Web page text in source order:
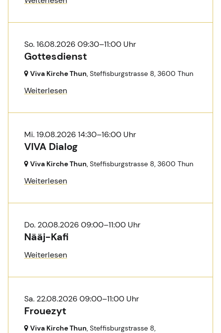
So. 16.08.2026 09:30–11:00 Uhr
Gottesdienst
Viva Kirche Thun, Steffisburgstrasse 8, 3600 Thun
Weiterlesen
Mi. 19.08.2026 14:30–16:00 Uhr
VIVA Dialog
Viva Kirche Thun, Steffisburgstrasse 8, 3600 Thun
Weiterlesen
Do. 20.08.2026 09:00–11:00 Uhr
Nääj-Kafi
Weiterlesen
Sa. 22.08.2026 09:00–11:00 Uhr
Frouezyt
Viva Kirche Thun, Steffisburgstrasse 8,